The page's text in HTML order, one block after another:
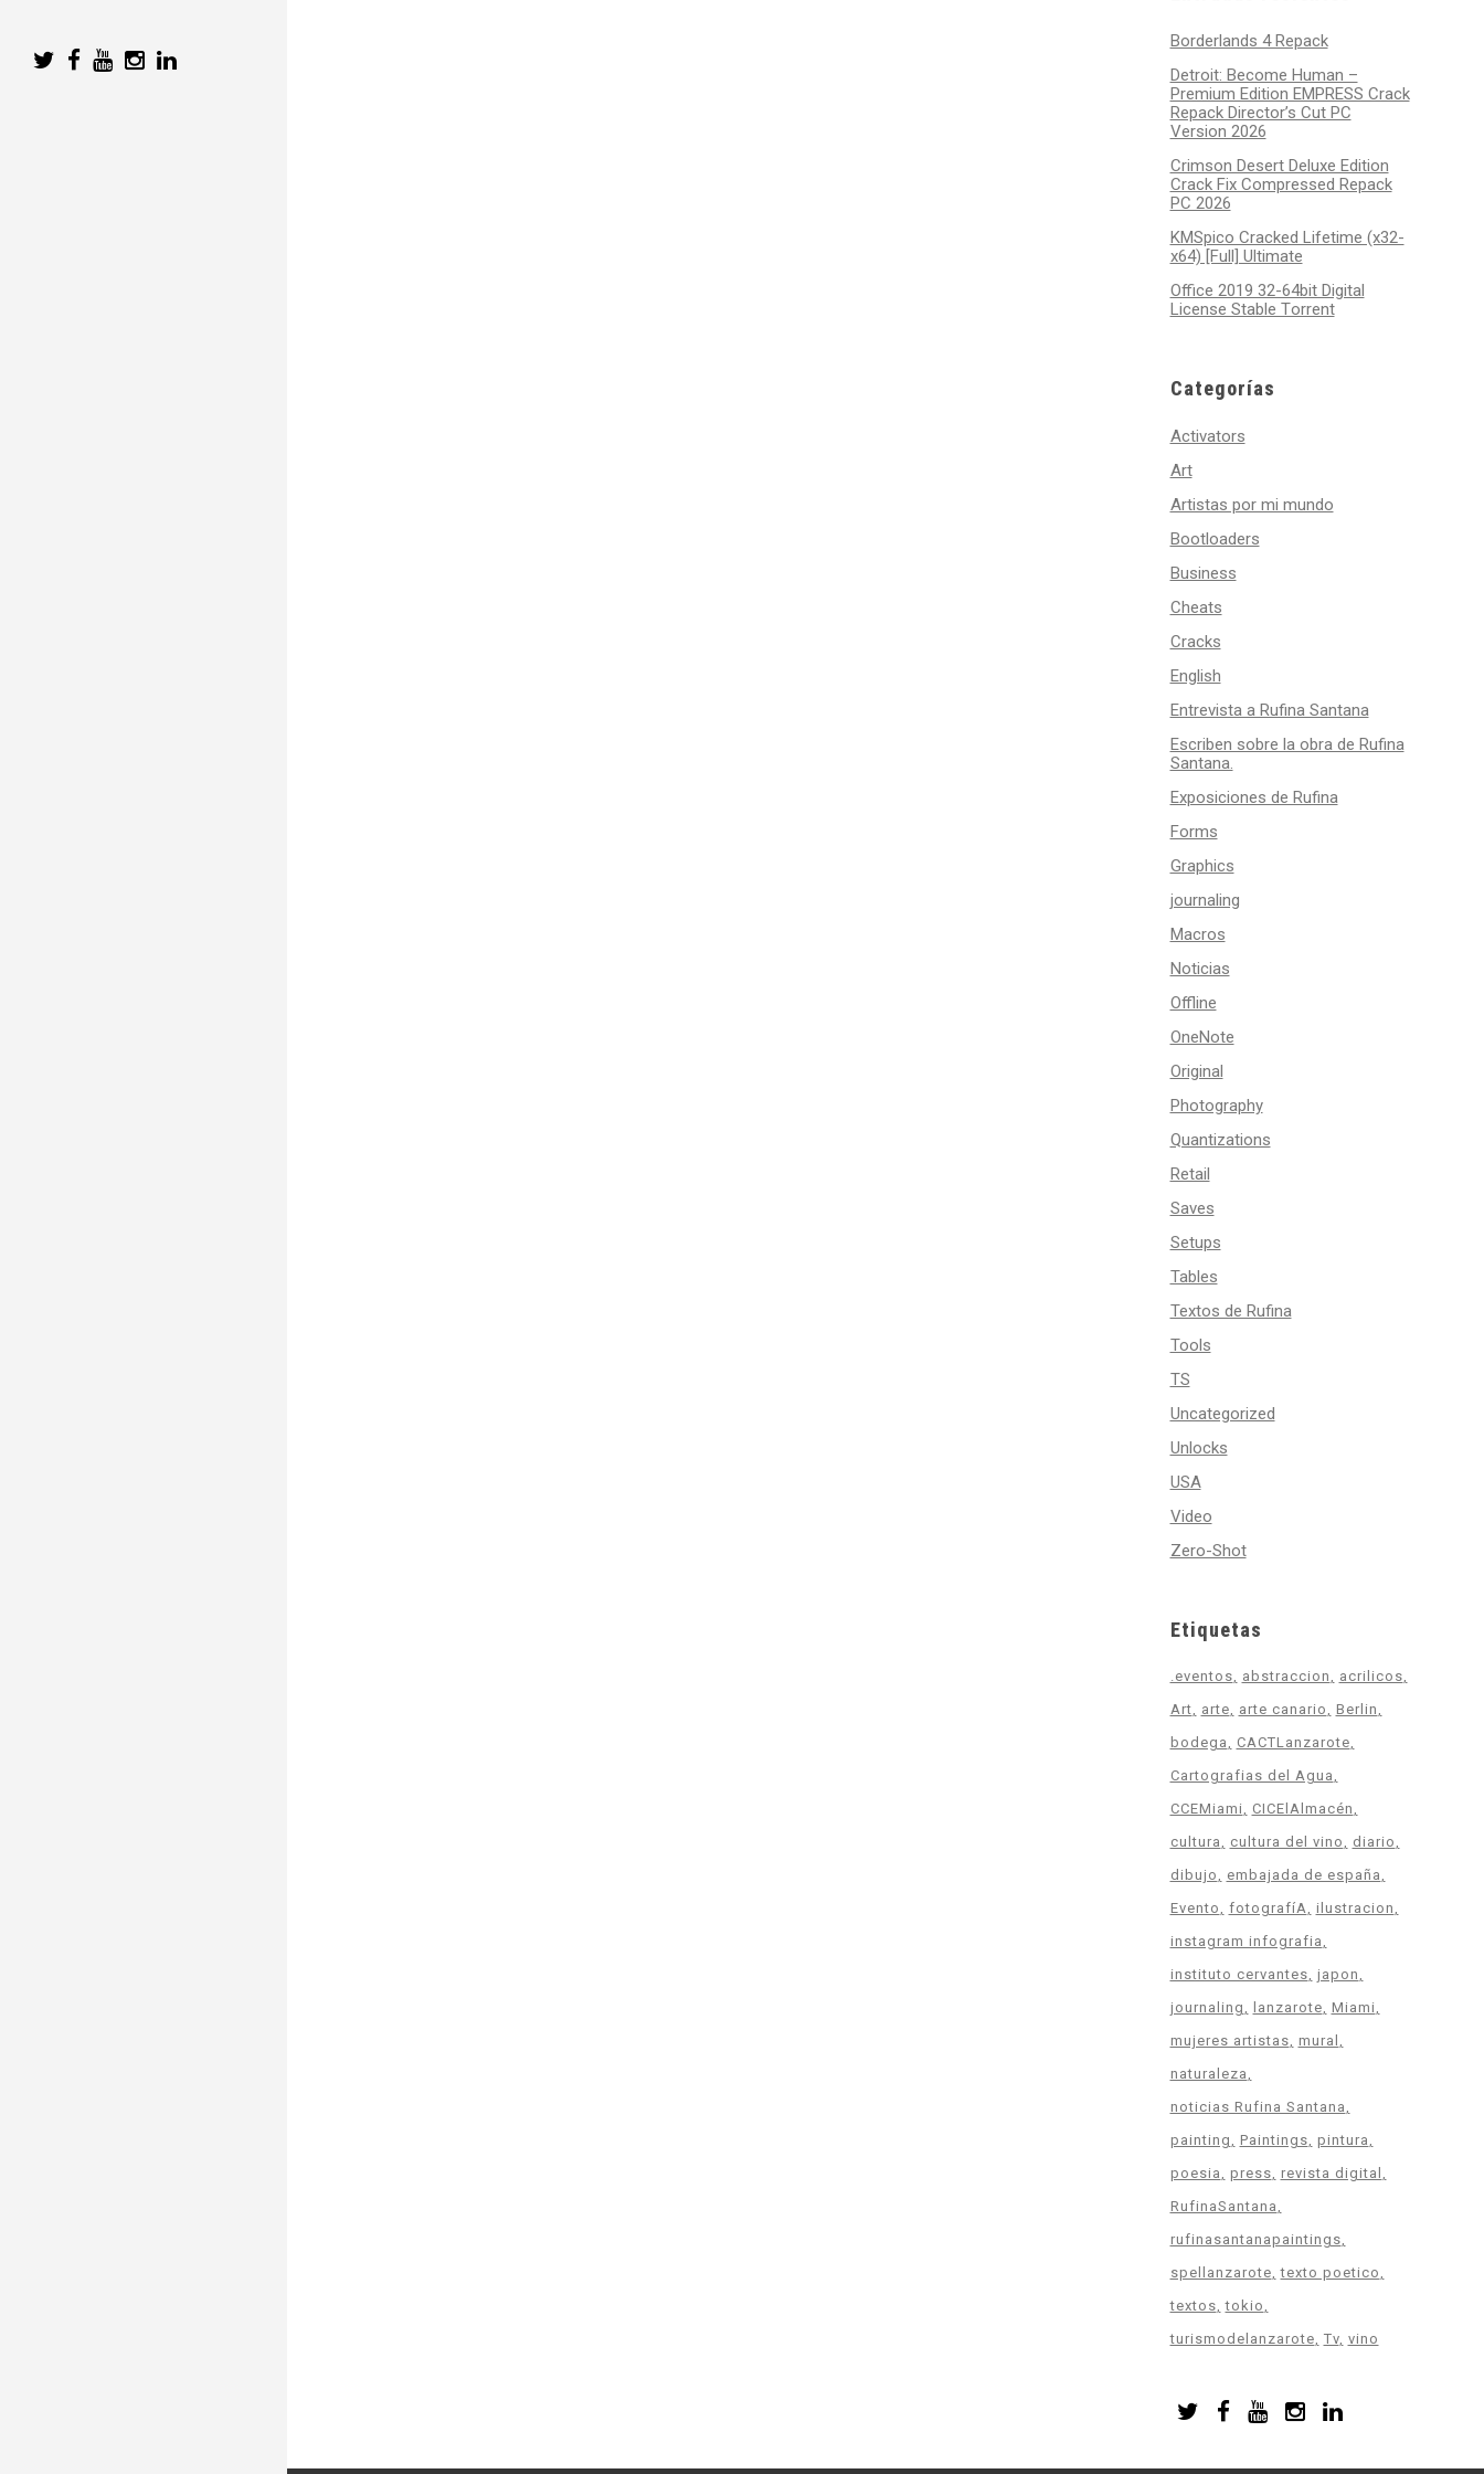
Borderlands 4 Repack
Detroit: Become Human –
Premium Edition EMPRESS Crack
Repack Director’s Cut PC
Version 2026
Crimson Desert Deluxe Edition
Crack Fix Compressed Repack
PC 2026
KMSpico Cracked Lifetime (x32-
x64) [Full] Ultimate
Office 2019 32-64bit Digital
License Stable Tоrrеnt
Categorías
Activators
Art
Artistas por mi mundo
Bootloaders
Business
Cheats
Cracks
English
Entrevista a Rufina Santana
Escriben sobre la obra de Rufina
Santana.
Exposiciones de Rufina
Forms
Graphics
journaling
Macros
Noticias
Offline
OneNote
Original
Photography
Quantizations
Retail
Saves
Setups
Tables
Textos de Rufina
Tools
TS
Uncategorized
Unlocks
USA
Video
Zero-Shot
Etiquetas
.eventos abstraccion
acrilicos
Art
arte arte canario
Berlin
bodega
CACTLanzarote
Cartografias del Agua
CCEMiami
CICElAlmacén
cultura
cultura del vino
diario
dibujo
embajada de españa
Evento
fotografíA ilustracion
instagram infografia
instituto cervantes japon
journaling
lanzarote Miami
mujeres artistas mural
naturaleza
noticias Rufina Santana
painting
Paintings pintura
poesia
press revista digital
RufinaSantana
rufinasantanapaintings
spellanzarote texto poetico
textos tokio
turismodelanzarote Tv vino